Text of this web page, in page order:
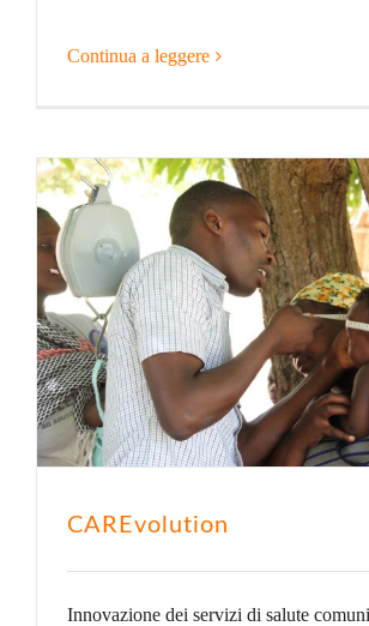
Continua a leggere
CAREvolution
Innovazione dei servizi di salute